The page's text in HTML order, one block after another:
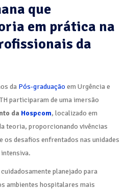
que
em prática na
da
da Pós-graduação em Urgência e
participaram de uma imersão
da Hospcom, localizado em
teoria, proporcionando vivências
os desafios enfrentados nas unidades
planejado para
ambientes hospitalares mais